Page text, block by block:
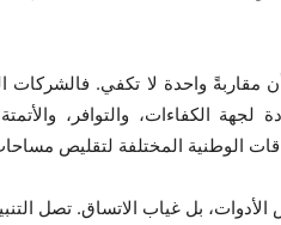
أن مقاربةً واحدة لا تكفي.
الكفاءات، والتوافر،
الوطنية المختلفة لتقليص
بل غياب الاتساق. تصل